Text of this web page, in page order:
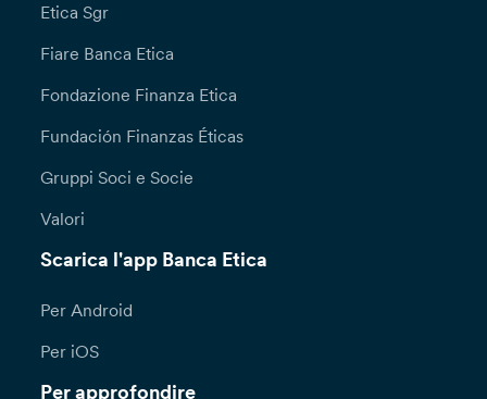
Etica Sgr
Fiare Banca Etica
Fondazione Finanza Etica
Fundación Finanzas Éticas
Gruppi Soci e Socie
Valori
Scarica l'app Banca Etica
Per Android
Per iOS
Per approfondire